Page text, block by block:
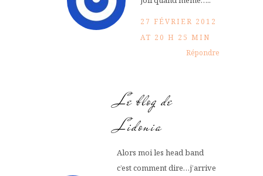
27 FÉVRIER 2012
AT 20 H 25 MIN
Répondre
Le blog de
Lidonia
Alors moi les head band
c’est comment dire…j’arrive
Suivre sur Instagram